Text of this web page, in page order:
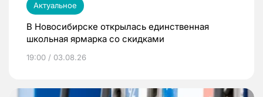
Актуальное
В Новосибирске открылась единственная
школьная ярмарка со скидками
19:00 / 03.08.26